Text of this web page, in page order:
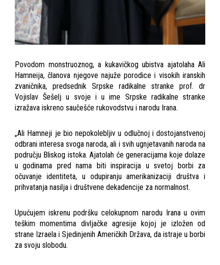
Povodom monstruoznog, a kukavičkog ubistva ajatolaha Ali
Hamneija, članova njegove najuže porodice i visokih iranskih
zvaničnika, predsednik Srpske radikalne stranke prof. dr
Vojislav Šešelj u svoje i u ime Srpske radikalne stranke
izražava iskreno saučešće rukovodstvu i narodu Irana.
„Ali Hamneji je bio nepokolebljiv u odlučnoj i dostojanstvenoj
odbrani interesa svoga naroda, ali i svih ugnjetavanih naroda na
području Bliskog istoka. Ajatolah će generacijama koje dolaze
u godinama pred nama biti inspiracija u svetoj borbi za
očuvanje identiteta, u odupiranju amerikanizaciji društva i
prihvatanja nasilja i društvene dekadencije za normalnost.
Upućujem iskrenu podršku celokupnom narodu Irana u ovim
teškim momentima divljačke agresije kojoj je izložen od
strane Izraela i Sjedinjenih Američkih Država, da istraje u borbi
za svoju slobodu.